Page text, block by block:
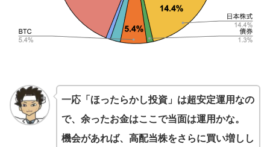
一応「ほったらかし投資」は超安定運用なの
で、余ったお金はここで当面は運用かな。
機会があれば、高配当株をさらに買い増しし